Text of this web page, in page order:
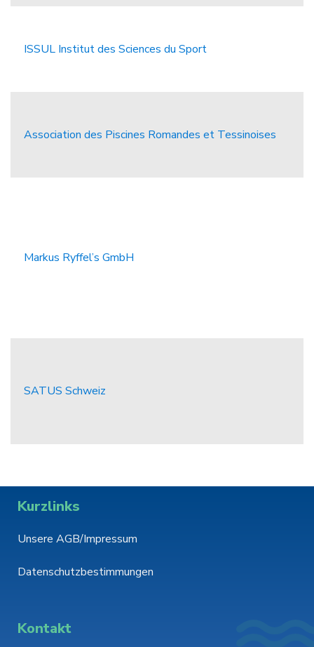
ISSUL Institut des Sciences du Sport
Association des Piscines Romandes et Tessinoises
Markus Ryffel’s GmbH
SATUS Schweiz
Kontakt
Kurzlinks
Unsere AGB/Impressum
Datenschutzbestimmungen